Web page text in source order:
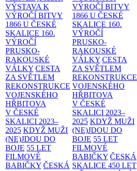
VÝSTAVA K
VÝROČÍ BITVY
1866 U ČESKÉ
SKALICE 160.
VÝROČÍ
PRUSKO-
RAKOUSKÉ
VÁLKY CESTA
ZA SVĚTLEM
REKONSTRUKCE
VOJENSKÉHO
HŘBITOVA
V ČESKÉ
SKALICI 2023–
2025 KDYŽ MUŽI
(NE)JDOU DO
BOJE 55 LET
FILMOVÉ
BABIČKY ČESKÁ
VÝROČÍ BITVY
1866 U ČESKÉ
SKALICE 160.
VÝROČÍ
PRUSKO-
RAKOUSKÉ
VÁLKY CESTA
ZA SVĚTLEM
REKONSTRUKCE
VOJENSKÉHO
HŘBITOVA
V ČESKÉ
SKALICI 2023–
2025 KDYŽ MUŽI
(NE)JDOU DO
BOJE 55 LET
FILMOVÉ
BABIČKY ČESKÁ
SKALICE 450 LET